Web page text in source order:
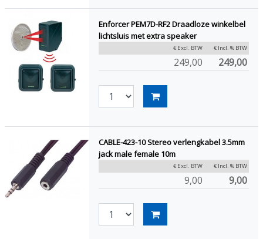
Enforcer PEM7D-RF2 Draadloze winkelbel
lichtsluis met extra speaker
€ Excl. BTW € Incl. % BTW
249,00 249,00
CABLE-423-10 Stereo verlengkabel 3.5mm
jack male female 10m
€ Excl. BTW € Incl. % BTW
9,00 9,00